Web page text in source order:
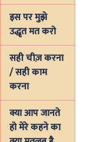
इस पर मुझे
उद्धृत मत करो
सही चीज़ करना
/ सही काम
करना
क्या आप जानते
हो मेरे कहने का